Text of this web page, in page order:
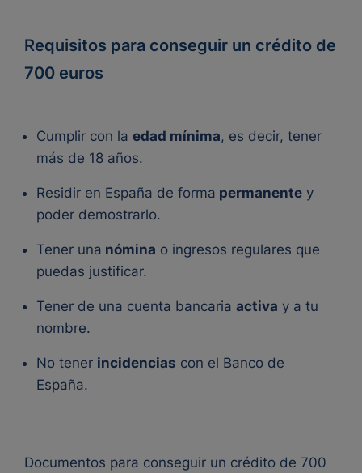
Requisitos para conseguir un crédito de
700 euros
Cumplir con la edad mínima, es decir, tener
más de 18 años.
Residir en España de forma permanente y
poder demostrarlo.
Tener una nómina o ingresos regulares que
puedas justificar.
Tener de una cuenta bancaria activa y a tu
nombre.
No tener incidencias con el Banco de
España.
Documentos para conseguir un crédito de 700